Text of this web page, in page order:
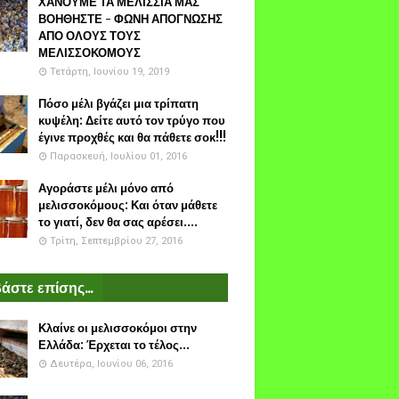
ΒΟΗΘΗΣΤΕ - ΦΩΝΗ ΑΠΟΓΝΩΣΗΣ
ΑΠΟ ΟΛΟΥΣ ΤΟΥΣ
ΜΕΛΙΣΣΟΚΟΜΟΥΣ
Τετάρτη, Ιουνίου 19, 2019
Πόσο μέλι βγάζει μια τρίπατη
κυψέλη: Δείτε αυτό τον τρύγο που
έγινε προχθές και θα πάθετε σοκ!!!
Παρασκευή, Ιουλίου 01, 2016
Αγοράστε μέλι μόνο από
μελισσοκόμους: Και όταν μάθετε
το γιατί, δεν θα σας αρέσει....
Τρίτη, Σεπτεμβρίου 27, 2016
επίσης...
Κλαίνε οι μελισσοκόμοι στην
Ελλάδα: Έρχεται το τέλος...
Δευτέρα, Ιουνίου 06, 2016